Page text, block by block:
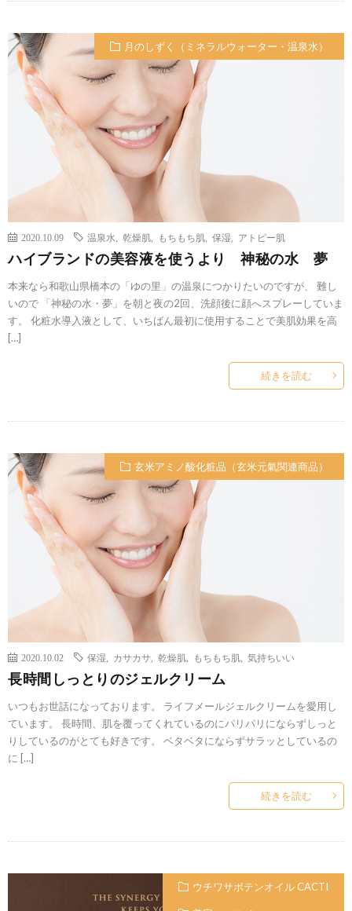
月のしずく（ミネラルウォーター・温泉水）
2020.10.09 温泉水 乾燥肌 もちもち肌 保湿 アトピー肌
ハイブランドの美容液を使うより 神秘の水 夢
本来なら和歌山県橋本の「ゆの里」の温泉につかりたいのですが、 難し
いので 「神秘の水・夢」を朝と夜の2回、洗顔後に顔へスプレーしていま
す。 化粧水導入液として、いちばん最初に使用することで美肌効果を高
[…]
続きを読む
玄米アミノ酸化粧品（玄米元氣関連商品）
2020.10.02 保湿 カサカサ 乾燥肌 もちもち肌 気持ちいい
長時間しっとりのジェルクリーム
いつもお世話になっております。 ライフメールジェルクリームを愛用し
ています。 長時間、肌を覆ってくれているのにパリパリにならずしっと
りしているのがとても好きです。 ベタベタにならずサラッとしているの
に […]
続きを読む
ウチワサボテンオイル CACTI